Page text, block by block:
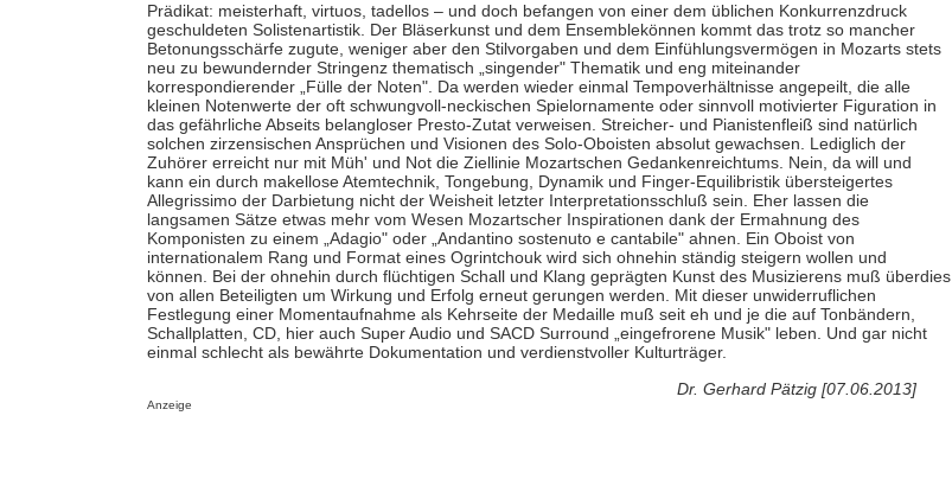
Prädikat: meisterhaft, virtuos, tadellos – und doch befangen von einer dem üblichen Konkurrenzdruck
geschuldeten Solistenartistik. Der Bläserkunst und dem Ensemblekönnen kommt das trotz so mancher
Betonungsschärfe zugute, weniger aber den Stilvorgaben und dem Einfühlungsvermögen in Mozarts stets
neu zu bewundernder Stringenz thematisch „singender" Thematik und eng miteinander
korrespondierender „Fülle der Noten". Da werden wieder einmal Tempoverhältnisse angepeilt, die alle
kleinen Notenwerte der oft schwungvoll-neckischen Spielornamente oder sinnvoll motivierter Figuration in
das gefährliche Abseits belangloser Presto-Zutat verweisen. Streicher- und Pianistenfleiß sind natürlich
solchen zirzensischen Ansprüchen und Visionen des Solo-Oboisten absolut gewachsen. Lediglich der
Zuhörer erreicht nur mit Müh' und Not die Ziellinie Mozartschen Gedankenreichtums. Nein, da will und
kann ein durch makellose Atemtechnik, Tongebung, Dynamik und Finger-Equilibristik übersteigertes
Allegrissimo der Darbietung nicht der Weisheit letzter Interpretationsschluß sein. Eher lassen die
langsamen Sätze etwas mehr vom Wesen Mozartscher Inspirationen dank der Ermahnung des
Komponisten zu einem „Adagio" oder „Andantino sostenuto e cantabile" ahnen. Ein Oboist von
internationalem Rang und Format eines Ogrintchouk wird sich ohnehin ständig steigern wollen und
können. Bei der ohnehin durch flüchtigen Schall und Klang geprägten Kunst des Musizierens muß überdies
von allen Beteiligten um Wirkung und Erfolg erneut gerungen werden. Mit dieser unwiderruflichen
Festlegung einer Momentaufnahme als Kehrseite der Medaille muß seit eh und je die auf Tonbändern,
Schallplatten, CD, hier auch Super Audio und SACD Surround „eingefrorene Musik" leben. Und gar nicht
einmal schlecht als bewährte Dokumentation und verdienstvoller Kulturträger.
Dr. Gerhard Pätzig [07.06.2013]
Anzeige